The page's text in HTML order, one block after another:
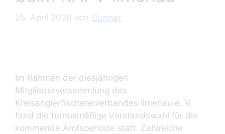
25. April 2026 von Gunnar
Im Rahmen der diesjährigen
Mitgliederversammlung des
Kreisanglerfischereiverbandes Ilmenau e. V.
fand die turnusmäßige Vorstandswahl für die
kommende Amtsperiode statt. Zahlreiche